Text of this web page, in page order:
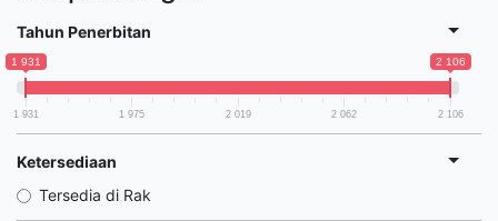
Tahun Penerbitan
1 931 2 106
1 931 1 975 2 019 2 062 2 106
Ketersediaan
Tersedia di Rak